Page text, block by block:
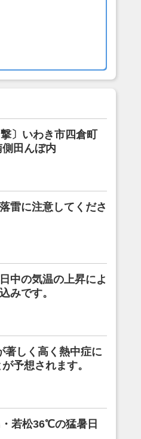
〕いわき市四倉町
田んぼ内
雷に注意してくださ
中の気温の上昇によ
みです。
著しく高く熱中症に
予想されます。
若松36℃の猛暑日